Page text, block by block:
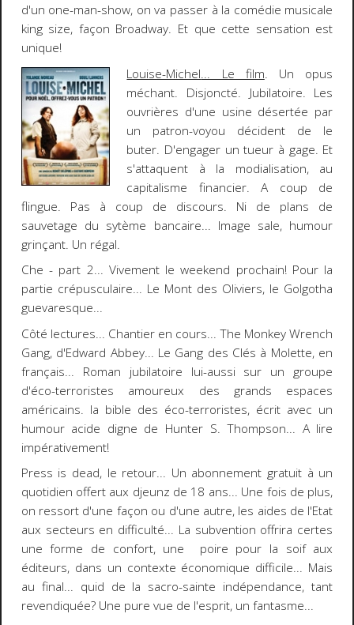
d'un one-man-show, on va passer à la comédie musicale
king size, façon Broadway. Et que cette sensation est
unique!
Louise-Michel... Le film. Un opus
méchant. Disjoncté. Jubilatoire. Les
ouvrières d'une usine désertée par
un patron-voyou décident de le
buter. D'engager un tueur à gage. Et
s'attaquent à la modialisation, au
capitalisme financier. A coup de
flingue. Pas à coup de discours. Ni de plans de
sauvetage du sytème bancaire... Image sale, humour
grinçant. Un régal.
Che - part 2... Vivement le weekend prochain! Pour la
partie crépusculaire... Le Mont des Oliviers, le Golgotha
guevaresque...
Côté lectures... Chantier en cours...The Monkey Wrench
Gang, d'Edward Abbey... Le Gang des Clés à Molette, en
français... Roman jubilatoire lui-aussi sur un groupe
d'éco-terroristes amoureux des grands espaces
américains. la bible des éco-terroristes, écrit avec un
humour acide digne de Hunter S. Thompson... A lire
impérativement!
Press is dead, le retour... Un abonnement gratuit à un
quotidien offert aux djeunz de 18 ans... Une fois de plus,
on ressort d'une façon ou d'une autre, les aides de l'Etat
aux secteurs en difficulté... La subvention offrira certes
une forme de confort, une poire pour la soif aux
éditeurs, dans un contexte économique difficile... Mais
au final... quid de la sacro-sainte indépendance, tant
revendiquée? Une pure vue de l'esprit, un fantasme...